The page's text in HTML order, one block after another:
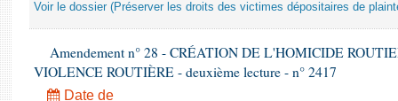
Voir le dossier (Préserver les droits des victimes dépositaires de
Amendement n° 28 - CRÉATION DE L'HOMICIDE
VIOLENCE ROUTIÈRE - deuxième lecture - n° 2417
Date de